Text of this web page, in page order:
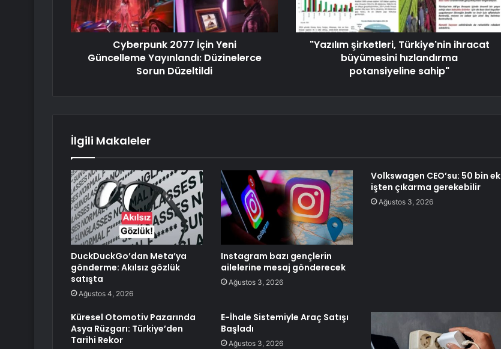
Cyberpunk 2077 İçin Yeni
Güncelleme Yayınlandı: Düzinelerce
Sorun Düzeltildi
"Yazılım şirketleri, Türkiye'nin ihracat
büyümesini hızlandırma
potansiyeline sahip"
İlgili Makaleler
DuckDuckGo’dan Meta’ya
gönderme: Akılsız gözlük
satışta
Ağustos 4, 2026
Instagram bazı gençlerin
ailelerine mesaj gönderecek
Ağustos 3, 2026
Volkswagen CEO’su: 50 bin ek
işten çıkarma gerekebilir
Ağustos 3, 2026
Küresel Otomotiv Pazarında
Asya Rüzgarı: Türkiye’den
Tarihi Rekor
E-İhale Sistemiyle Araç Satışı
Başladı
Ağustos 3, 2026